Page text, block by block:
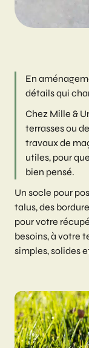
En
détails qui
Chez Mille &
terrasses ou
travaux de
utiles, pour
bien pensé.
Un socle pour
talus, des
pour votre
besoins, à votre
simples, solides